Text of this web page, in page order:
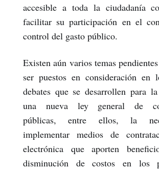
accesible a toda la ciudadanía
facilitar su participación en el
control del gasto público.
Existen aún varios temas
ser puestos en consideración en
debates que se desarrollen para
una nueva ley general de
públicas, entre ellos, la
implementar medios de
electrónica que aporten
disminución de costos en los